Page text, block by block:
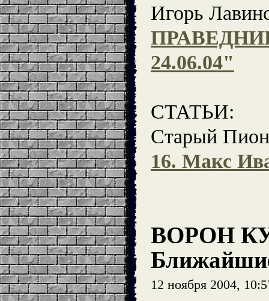
Игорь
24.06.04"
СТАТЬИ:
Старый
16. Макс
ВОРОН
12 ноября 2004,